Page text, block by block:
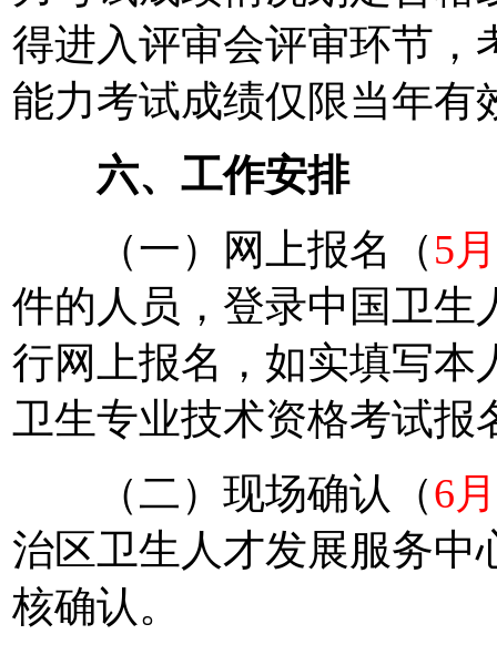
得进入评审会评审环节，
能力考试成绩仅限当年有
六、工作安排
（一）网上报名（5
件的人员，登录中国卫生
行网上报名，如实填写本
卫生专业技术资格考试报
（二）现场确认（6
治区卫生人才发展服务中
核确认。